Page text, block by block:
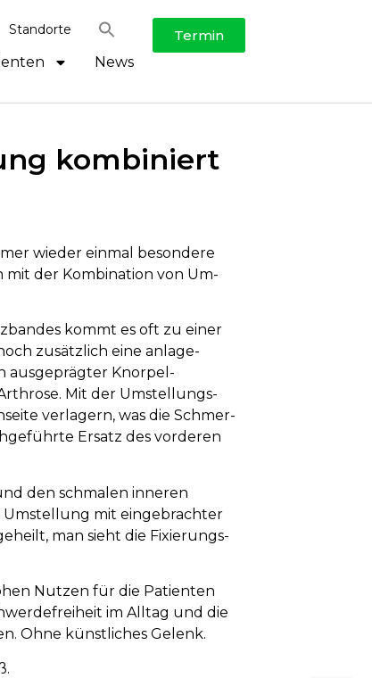
Standorte
News
Termin
kombiniert
wieder ein­mal be­son­dere
mit der Kom­bi­nation von Um­
kommt es oft zu einer
zu­sätzlich eine an­lage­
aus­ge­prägter Knorpel­
Mit der Um­stellungs­
verlagern, was die Schmer­
Er­satz des vor­deren
den schmalen inneren
mit ein­ge­brachter
man sieht die Fixierungs­
Nutzen für die Pa­tien­ten
im All­tag und die
Ohne künst­liches Ge­lenk.